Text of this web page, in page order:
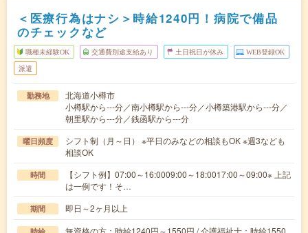
＜医療行為はナシ＞時給1240円！病院で備品
のチェックなど
職種未経験OK 交通費別途支給あり 土日祝日が休み WEB登録OK
派遣
勤務地
北海道小樽市
小樽駅から---分／南小樽駅から---分／小樽築港駅から---分／
朝里駅から---分／銭函駅から---分
曜日頻度
シフト制（月～日） ※平日のみなどの相談もOK ※週3なども
相談OK
時間
【シフト例】07:00～16:0009:00～18:0017:00～09:00※ 上記
は一例です！そ…
期間 即日～2ヶ月以上
無資格の方：時給1240円～1550円 / 介護福祉士：時給1550